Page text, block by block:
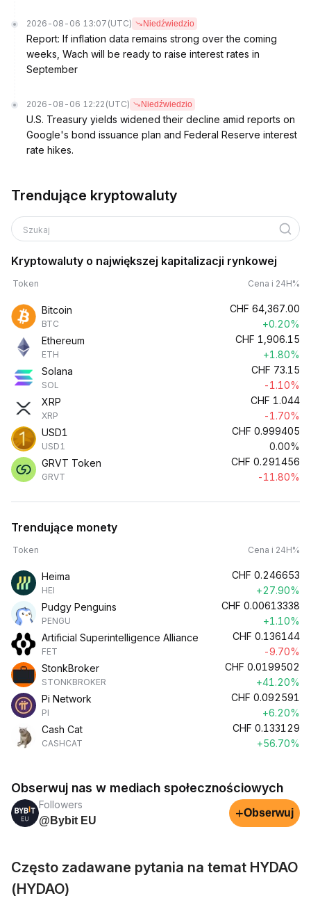
2026-08-06 13:07 (UTC) Niedźwiedzio
Report: If inflation data remains strong over the coming
weeks, Wach will be ready to raise interest rates in
September
2026-08-06 12:22 (UTC) Niedźwiedzio
U.S. Treasury yields widened their decline amid reports on
Google's bond issuance plan and Federal Reserve interest
rate hikes.
Trendujące kryptowaluty
Szukaj
Kryptowaluty o największej kapitalizacji rynkowej
Token Cena i 24H%
Bitcoin
BTC
CHF 64,367.00
+0.20%
Ethereum
ETH
CHF 1,906.15
+1.80%
Solana
SOL
CHF 73.15
-1.10%
XRP
XRP
CHF 1.044
-1.70%
USD1
USD1
CHF 0.999405
0.00%
GRVT Token
GRVT
CHF 0.291456
-11.80%
Trendujące monety
Token Cena i 24H%
Heima
HEI
CHF 0.246653
+27.90%
Pudgy Penguins
PENGU
CHF 0.00613338
+1.10%
Artificial Superintelligence Alliance
FET
CHF 0.136144
-9.70%
StonkBroker
STONKBROKER
CHF 0.0199502
+41.20%
Pi Network
PI
CHF 0.092591
+6.20%
Cash Cat
CASHCAT
CHF 0.133129
+56.70%
Obserwuj nas w mediach społecznościowych
Followers
@Bybit EU
+Obserwuj
Często zadawane pytania na temat HYDAO
(HYDAO)